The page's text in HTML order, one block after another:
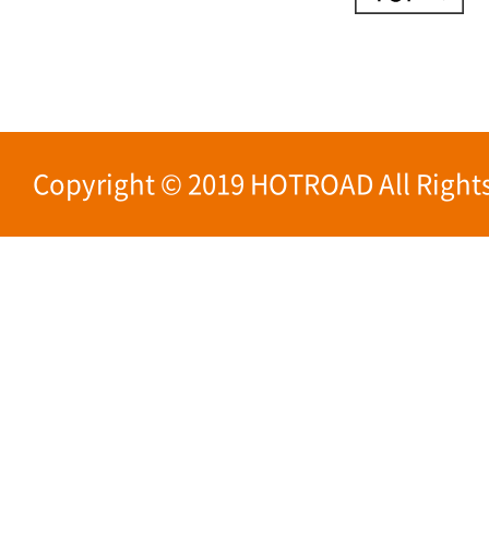
Copyright © 2019 HOTROAD All